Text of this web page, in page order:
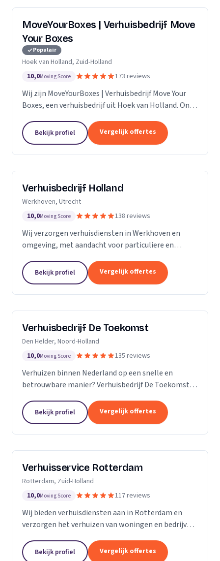
MoveYourBoxes | Verhuisbedrijf Move
Your Boxes
Populair
Hoek van Holland, Zuid-Holland
10,0Moving Score 173 reviews
Wij zijn MoveYourBoxes | Verhuisbedrijf Move Your
Boxes, een verhuisbedrijf uit Hoek van Holland. Ons
Bekijk profiel Vergelijk offertes
Verhuisbedrijf Holland
Werkhoven, Utrecht
10,0Moving Score 138 reviews
Wij verzorgen verhuisdiensten in Werkhoven en
omgeving, met aandacht voor particuliere en
Bekijk profiel Vergelijk offertes
Verhuisbedrijf De Toekomst
Den Helder, Noord-Holland
10,0Moving Score 135 reviews
Verhuizen binnen Nederland op een snelle en
betrouwbare manier? Verhuisbedrijf De Toekomst
worden naar de nieuwe locatie. En dat 24/7! Want of
u...
Bekijk profiel Vergelijk offertes
Verhuisservice Rotterdam
Rotterdam, Zuid-Holland
10,0Moving Score 117 reviews
Wij bieden verhuisdiensten aan in Rotterdam en
verzorgen het verhuizen van woningen en bedrijven
Bekijk profiel Vergelijk offertes